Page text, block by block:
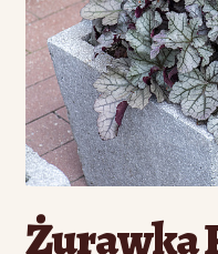
Żurawka